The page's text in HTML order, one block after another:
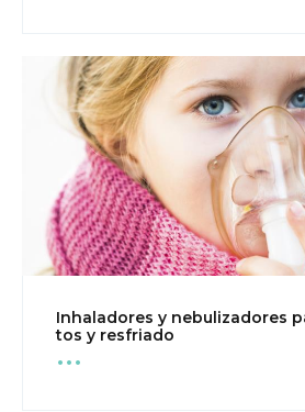
Inhaladores y nebulizadores
tos y resfriado
...